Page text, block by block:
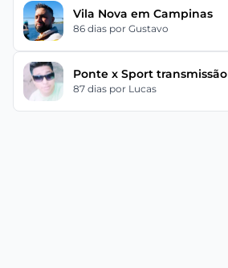
Vila Nova em Campinas
86 dias por Gustavo
Ponte x Sport transmissão
87 dias por Lucas